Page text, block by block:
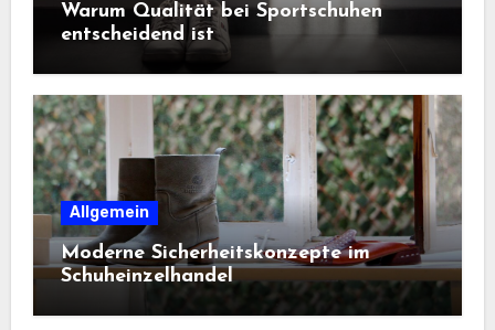
Warum Qualität bei Sportschuhen
entscheidend ist
Allgemein
Moderne Sicherheitskonzepte im
Schuheinzelhandel